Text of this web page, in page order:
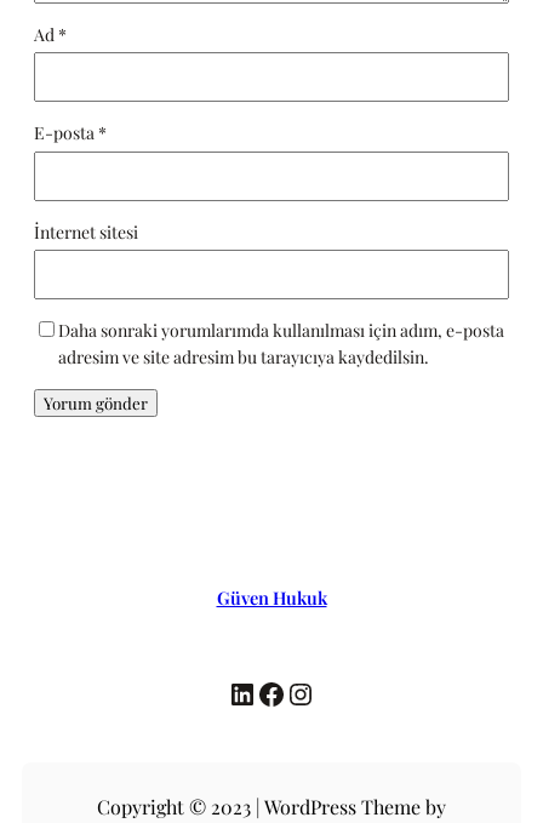
Ad *
E-posta *
İnternet sitesi
Daha sonraki yorumlarımda kullanılması için adım, e-posta
adresim ve site adresim bu tarayıcıya kaydedilsin.
Güven Hukuk
LinkedIn Facebook Instagram
Copyright © 2023 | WordPress Theme by